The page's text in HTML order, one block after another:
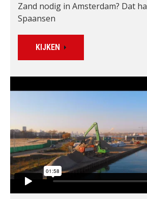
Zand nodig in Amsterdam? Dat
Spaansen
KIJKEN